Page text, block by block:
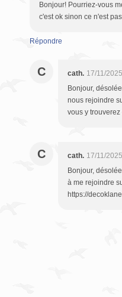
Bonjour! Pourriez-vous
c'est ok sinon ce n'est
Répondre
C cath. 17/11/
Bonjour,
nous rejoindre
vous y
C cath. 17/11/
Bonjour,
à me rejoindre
https://